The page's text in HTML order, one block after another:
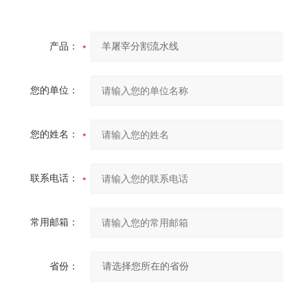
产品：
您的单位：
您的姓名：
联系电话：
常用邮箱：
省份：